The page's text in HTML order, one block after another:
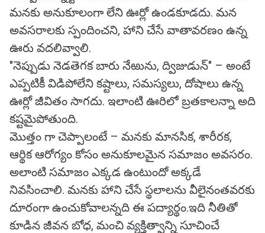
మనకు అనుకూలంగా లేని ఊర్లో ఉండకూడదు. మన
అవసరాలకు స్పందించని, హాని చేసే వాతావరణం ఉన్న
ఊరు వదలివ్వాలి.
"నెప్పుడు నెడతెగక బారు నేఱును, ద్విజుడున్" – అంటే
ఎప్పటికీ విడిపోలేని కష్టాలు, సమస్యలు, దోషాలు ఉన్న
ఊర్లో జీవితం సాగదు. ఇలాంటి ఊరిలో బ్రతకాలన్నా అది
కష్టమైపోతుంది.
మొత్తం గా చెప్పాలంటే – మనకు మానసిక, శారీరక,
ఆర్థిక ఆరోగ్యం కోసం అనుకూలమైన సమాజం అవసరం.
అలాంటి సమాజం ఎక్కడ ఉంటుందో అక్కడే
నివసించాలి. మనకు హాని చేసే స్థలాలను వీలైనంతవరకు
దూరంగా ఉంచుకోవాలన్నది ఈ పద్యార్థం.ఇది నీతితో
కూడిన జీవన బోధ, మంచి వ్యక్తిత్వాన్ని సూచించే